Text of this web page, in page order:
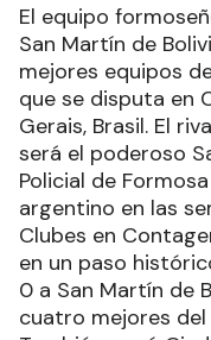
El equipo
San Martín de
mejores equipos
que se disputa en
Gerais, Brasil. El
será el poderoso
Policial de
argentino en las
Clubes en
en un paso
0 a San Martín de
cuatro mejores